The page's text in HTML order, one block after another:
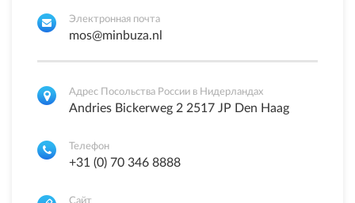
Электронная почта
mos@minbuza.nl
Адрес Посольства России в Нидерландах
Andries Bickerweg 2 2517 JP Den Haag
Телефон
+31 (0) 70 346 8888
Cайт